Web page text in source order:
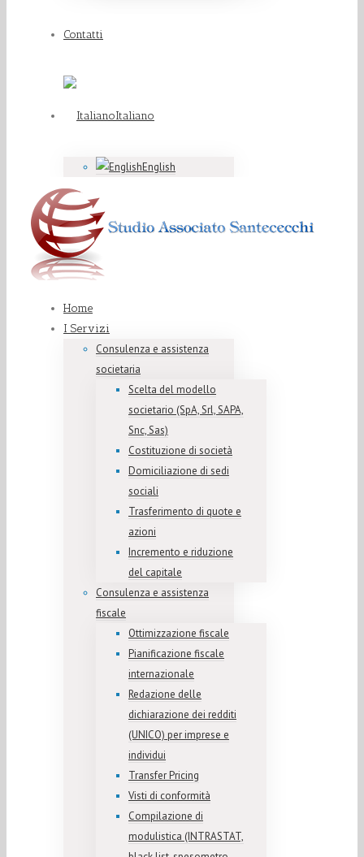
Contatti
Italiano
English
Home
I Servizi
Consulenza e assistenza
societaria
Scelta del modello
societario (SpA, Srl, SAPA,
Snc, Sas)
Costituzione di società
Domiciliazione di sedi
sociali
Trasferimento di quote e
azioni
Incremento e riduzione
del capitale
Consulenza e assistenza
fiscale
Ottimizzazione fiscale
Pianificazione fiscale
internazionale
Redazione delle
dichiarazione dei redditi
(UNICO) per imprese e
individui
Transfer Pricing
Visti di conformità
Compilazione di
modulistica (INTRASTAT,